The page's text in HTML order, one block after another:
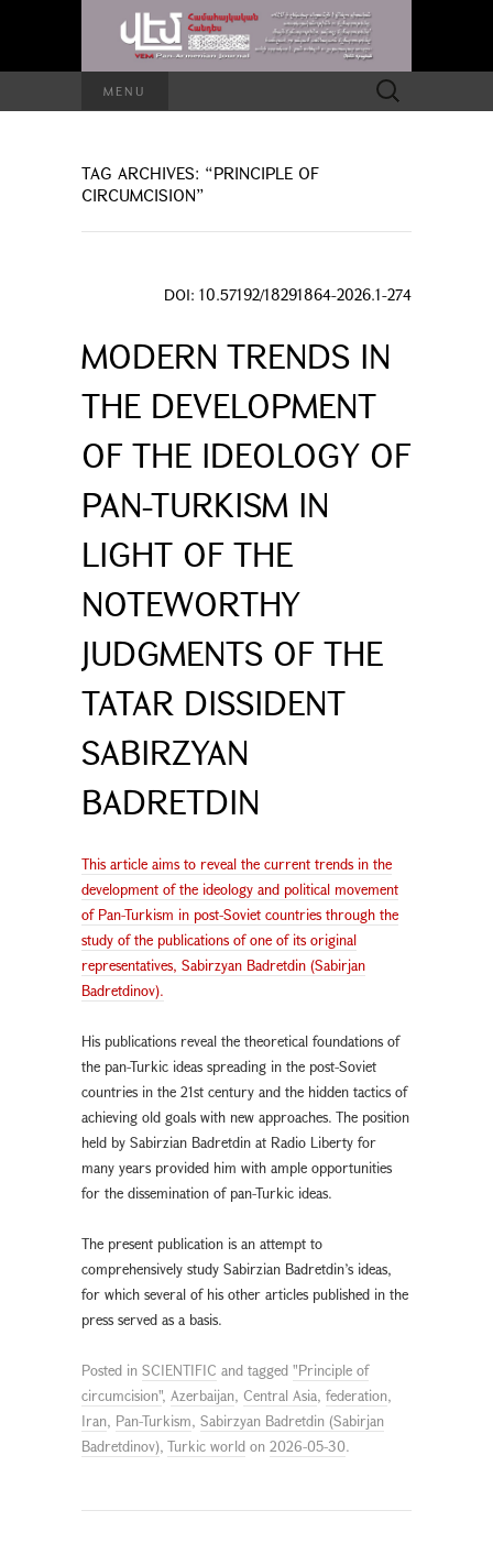
MENU
Search
for:
TAG ARCHIVES: “PRINCIPLE OF
CIRCUMCISION”
DOI: 10.57192/18291864-2026.1-274
MODERN TRENDS IN
THE DEVELOPMENT
OF THE IDEOLOGY OF
PAN-TURKISM IN
LIGHT OF THE
NOTEWORTHY
JUDGMENTS OF THE
TATAR DISSIDENT
SABIRZYAN
BADRETDIN
This article aims to reveal the current trends in the
development of the ideology and political movement
of Pan-Turkism in post-Soviet countries through the
study of the publications of one of its original
representatives, Sabirzyan Badretdin (Sabirjan
Badretdinov).
His publications reveal the theoretical foundations of
the pan-Turkic ideas spreading in the post-Soviet
countries in the 21st century and the hidden tactics of
achieving old goals with new approaches. The position
held by Sabirzian Badretdin at Radio Liberty for
many years provided him with ample opportunities
for the dissemination of pan-Turkic ideas.
The present publication is an attempt to
comprehensively study Sabirzian Badretdin’s ideas,
for which several of his other articles published in the
press served as a basis.
Posted in SCIENTIFIC and tagged "Principle of
circumcision", Azerbaijan, Central Asia, federation,
Iran, Pan-Turkism, Sabirzyan Badretdin (Sabirjan
Badretdinov), Turkic world on 2026-05-30.